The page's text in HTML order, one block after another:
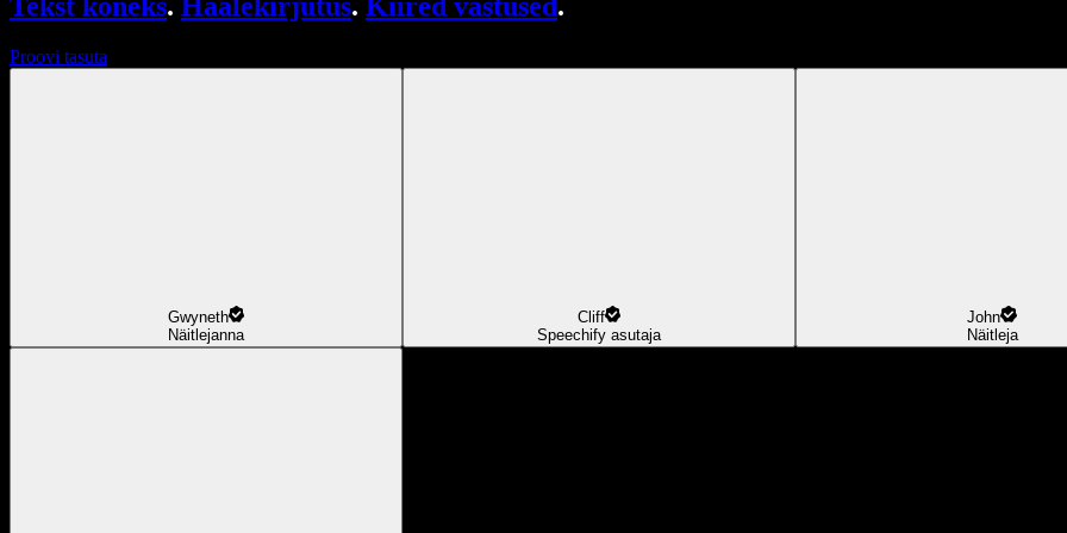
Proovi tasuta
Gwyneth
Näitlejanna
Cliff
Speechify asutaja
John
Näitleja